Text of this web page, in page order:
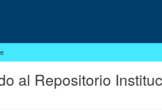
al Repositorio